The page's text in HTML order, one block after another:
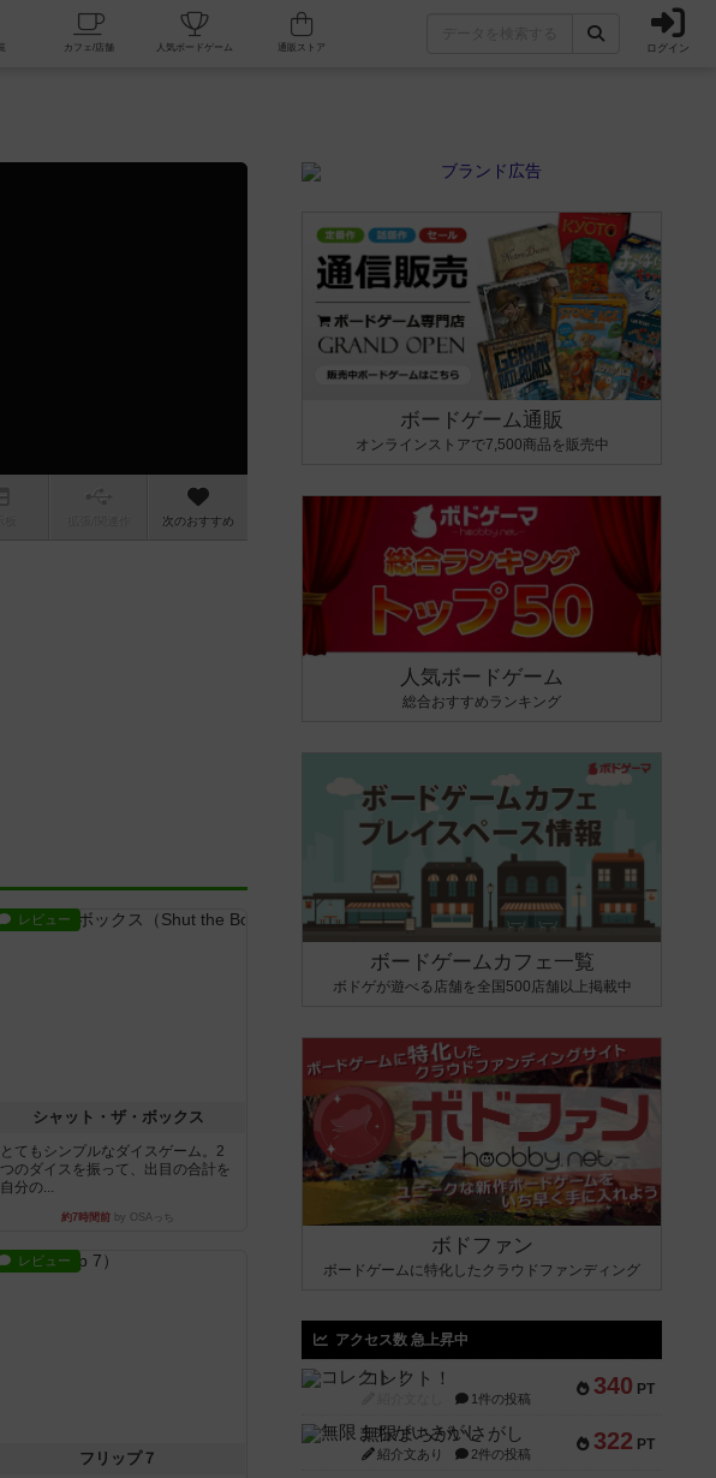
掲示板一覧 カフェ/店舗 人気ボードゲーム ログイン
次のおすすめ
レビュー
シャット・ザ・ボックス
とてもシンプルなダイスゲーム。2
つのダイスを振って、出目の合計を
自分の...
約7時間前 by OSAっち
レビュー
フリップ７
ボードゲーム通販
オンラインストアで7,500商品を販売中
人気ボードゲーム
総合おすすめランキング
ボードゲームカフェ一覧
ボドゲが遊べる店舗を全国500店舗以上掲載中
ボドファン
ボードゲームに特化したクラウドファンディング
アクセス数 急上昇中
340 PT
コレクト！
1件の投稿
322 PT
無限まちがいさがし
紹介文あり 2件の投稿